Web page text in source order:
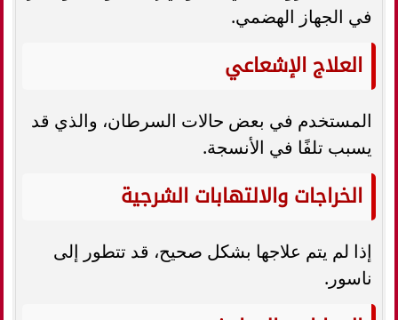
في الجهاز الهضمي.
العلاج الإشعاعي
المستخدم في بعض حالات السرطان، والذي قد
يسبب تلفًا في الأنسجة.
الخراجات والالتهابات الشرجية
إذا لم يتم علاجها بشكل صحيح، قد تتطور إلى
ناسور.